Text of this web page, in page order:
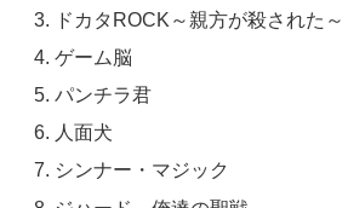
ドカタROCK～親方が殺された～
ゲーム脳
パンチラ君
人面犬
シンナー・マジック